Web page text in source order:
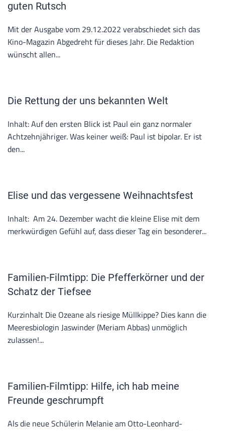
guten Rutsch
Mit der Ausgabe vom 29.12.2022 verabschiedet sich das
Kino-Magazin Abgedreht für dieses Jahr. Die Redaktion
wünscht allen...
Die Rettung der uns bekannten Welt
Inhalt: Auf den ersten Blick ist Paul ein ganz normaler
Achtzehnjähriger. Was keiner weiß: Paul ist bipolar. Er ist
den...
Elise und das vergessene Weihnachtsfest
Inhalt: Am 24. Dezember wacht die kleine Elise mit dem
merkwürdigen Gefühl auf, dass dieser Tag ein besonderer...
Familien-Filmtipp: Die Pfefferkörner und der
Schatz der Tiefsee
Kurzinhalt Die Ozeane als riesige Müllkippe? Dies kann die
Meeresbiologin Jaswinder (Meriam Abbas) unmöglich
zulassen!...
Familien-Filmtipp: Hilfe, ich hab meine
Freunde geschrumpft
Als die neue Schülerin Melanie am Otto-Leonhard-